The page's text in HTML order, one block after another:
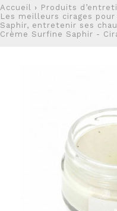
Accueil › Produits
Les meilleurs cirages
Saphir, entretenir ses
Crème Surfine Saphir -